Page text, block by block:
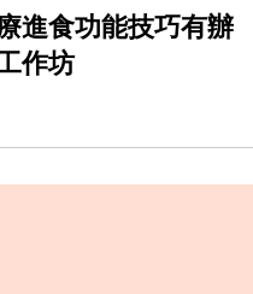
11日
進食功能技巧有辦
作坊